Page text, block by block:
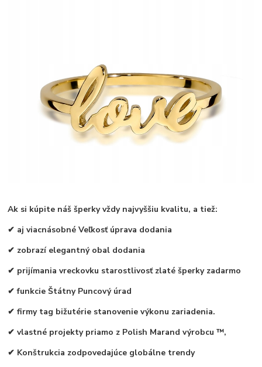
Ak si kúpite náš šperky vždy najvyššiu kvalitu, a tiež:
✔ aj viacnásobnéVeľkosť úprava dodania
✔ zobrazí elegantný obal dodania
✔ prijímaniavreckovku starostlivosť zlaté šperky zadarmo
✔funkcieŠtátny Puncový úrad
✔firmy tag bižutérie stanovenie výkonu zariadenia.
✔vlastné projekty priamo z Polish Marand výrobcu ™,
✔ Konštrukcia zodpovedajúce globálne trendy